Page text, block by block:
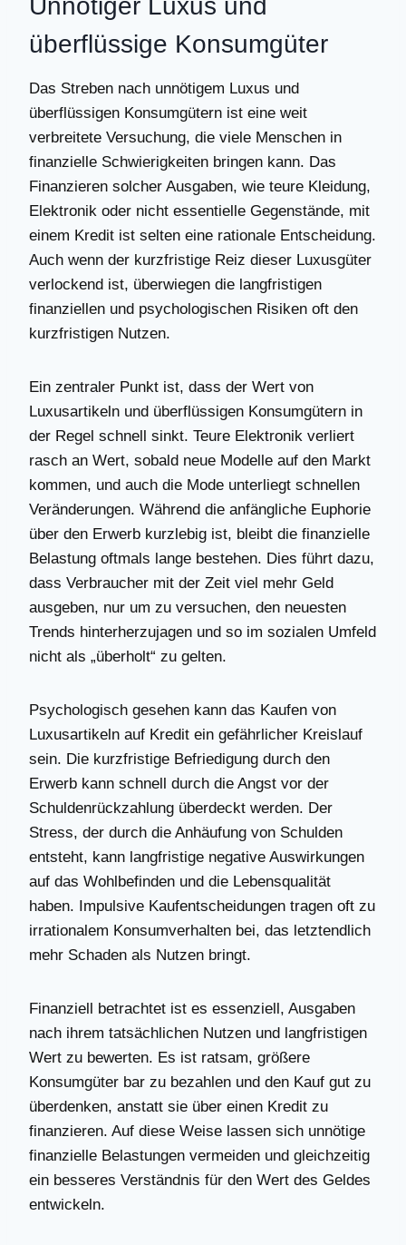
Unnötiger Luxus und
überflüssige Konsumgüter
Das Streben nach unnötigem Luxus und
überflüssigen Konsumgütern ist eine weit
verbreitete Versuchung, die viele Menschen in
finanzielle Schwierigkeiten bringen kann. Das
Finanzieren solcher Ausgaben, wie teure Kleidung,
Elektronik oder nicht essentielle Gegenstände, mit
einem Kredit ist selten eine rationale Entscheidung.
Auch wenn der kurzfristige Reiz dieser Luxusgüter
verlockend ist, überwiegen die langfristigen
finanziellen und psychologischen Risiken oft den
kurzfristigen Nutzen.
Ein zentraler Punkt ist, dass der Wert von
Luxusartikeln und überflüssigen Konsumgütern in
der Regel schnell sinkt. Teure Elektronik verliert
rasch an Wert, sobald neue Modelle auf den Markt
kommen, und auch die Mode unterliegt schnellen
Veränderungen. Während die anfängliche Euphorie
über den Erwerb kurzlebig ist, bleibt die finanzielle
Belastung oftmals lange bestehen. Dies führt dazu,
dass Verbraucher mit der Zeit viel mehr Geld
ausgeben, nur um zu versuchen, den neuesten
Trends hinterherzujagen und so im sozialen Umfeld
nicht als „überholt“ zu gelten.
Psychologisch gesehen kann das Kaufen von
Luxusartikeln auf Kredit ein gefährlicher Kreislauf
sein. Die kurzfristige Befriedigung durch den
Erwerb kann schnell durch die Angst vor der
Schuldenrückzahlung überdeckt werden. Der
Stress, der durch die Anhäufung von Schulden
entsteht, kann langfristige negative Auswirkungen
auf das Wohlbefinden und die Lebensqualität
haben. Impulsive Kaufentscheidungen tragen oft zu
irrationalem Konsumverhalten bei, das letztendlich
mehr Schaden als Nutzen bringt.
Finanziell betrachtet ist es essenziell, Ausgaben
nach ihrem tatsächlichen Nutzen und langfristigen
Wert zu bewerten. Es ist ratsam, größere
Konsumgüter bar zu bezahlen und den Kauf gut zu
überdenken, anstatt sie über einen Kredit zu
finanzieren. Auf diese Weise lassen sich unnötige
finanzielle Belastungen vermeiden und gleichzeitig
ein besseres Verständnis für den Wert des Geldes
entwickeln.